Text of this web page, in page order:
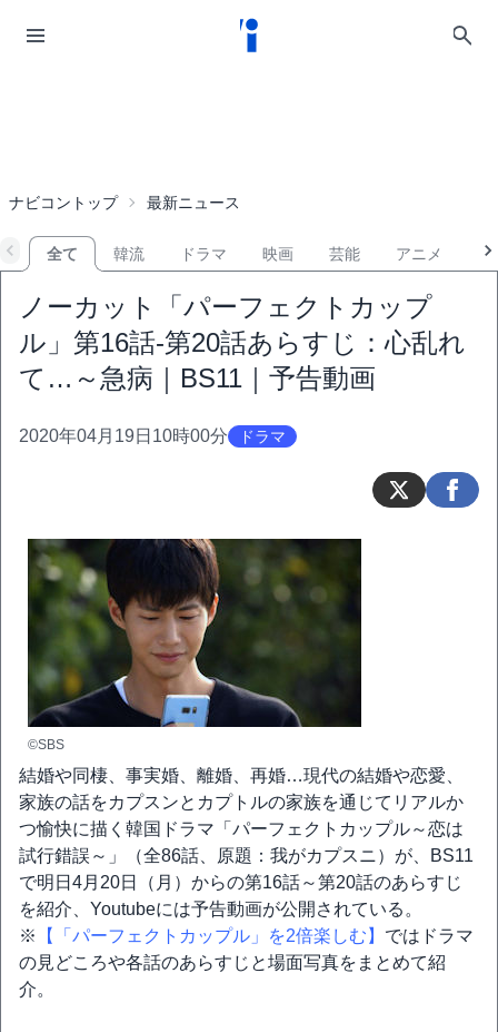
ナビコントップ 最新ニュース
全て 韓流 ドラマ 映画 芸能 アニメ
ノーカット「パーフェクトカップ
ル」第16話-第20話あらすじ：心乱れ
て…～急病｜BS11｜予告動画
2020年04月19日10時00分 ドラマ
©SBS
結婚や同棲、事実婚、離婚、再婚…現代の結婚や恋愛、
家族の話をカプスンとカプトルの家族を通じてリアルか
つ愉快に描く韓国ドラマ「パーフェクトカップル～恋は
試行錯誤～」（全86話、原題：我がカプスニ）が、BS11
で明日4月20日（月）からの第16話～第20話のあらすじ
を紹介、Youtubeには予告動画が公開されている。
※
【「パーフェクトカップル」を2倍楽しむ】 ではドラマ
の見どころや各話のあらすじと場面写真をまとめて紹
介。